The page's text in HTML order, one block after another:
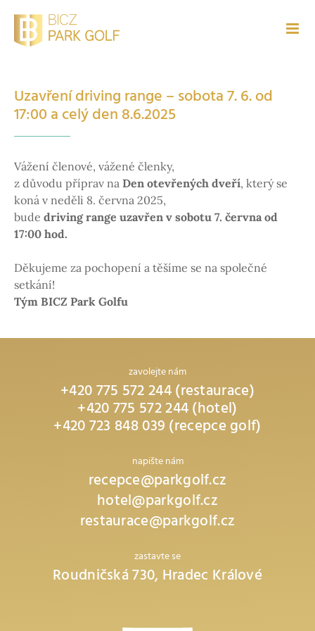
obsah
Uzavření driving range – sobota 7. 6. od
17:00 a celý den 8.6.2025
Vážení členové, vážené členky,
z důvodu příprav na Den otevřených dveří, který se
koná v neděli 8. června 2025,
bude driving range uzavřen v sobotu 7. června od
17:00 hod.
Děkujeme za pochopení a těšíme se na společné
setkání!
Tým BICZ Park Golfu
zavolejte nám
+420 775 572 244 (restaurace)
+420 775 572 244 (hotel)
+420 723 848 039 (recepce golf)
napište nám
recepce@parkgolf.cz
hotel@parkgolf.cz
restaurace@parkgolf.cz
zastavte se
Roudničská 730, Hradec Králové